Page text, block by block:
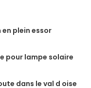
en plein essor
pour lampe solaire
dans le val d oise